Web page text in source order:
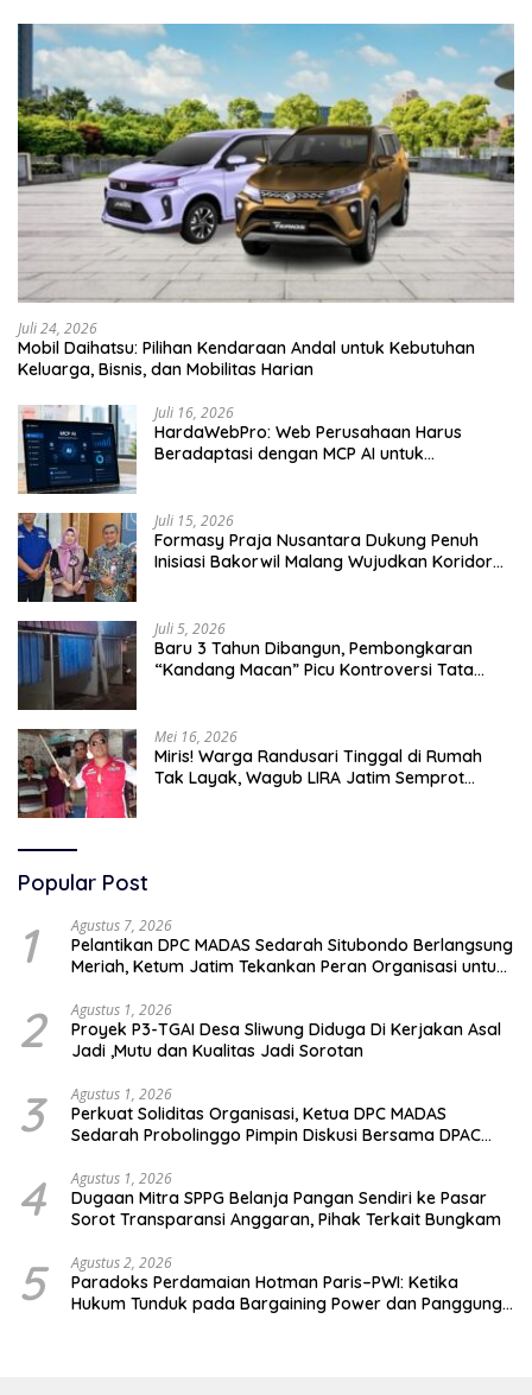
Juli 24, 2026
Mobil Daihatsu: Pilihan Kendaraan Andal untuk Kebutuhan
Keluarga, Bisnis, dan Mobilitas Harian
Juli 16, 2026
HardaWebPro: Web Perusahaan Harus
Beradaptasi dengan MCP AI untuk
Juli 15, 2026
Formasy Praja Nusantara Dukung Penuh
Inisiasi Bakorwil Malang Wujudkan Koridor
Juli 5, 2026
Baru 3 Tahun Dibangun, Pembongkaran
“Kandang Macan” Picu Kontroversi Tata
Mei 16, 2026
Miris! Warga Randusari Tinggal di Rumah
Tak Layak, Wagub LIRA Jatim Semprot
Popular Post
1 Agustus 7, 2026
Pelantikan DPC MADAS Sedarah Situbondo Berlangsung
Meriah, Ketum Jatim Tekankan Peran Organisasi untuk
2 Agustus 1, 2026
Proyek P3-TGAI Desa Sliwung Diduga Di Kerjakan Asal
Jadi ,Mutu dan Kualitas Jadi Sorotan
3 Agustus 1, 2026
Perkuat Soliditas Organisasi, Ketua DPC MADAS
Sedarah Probolinggo Pimpin Diskusi Bersama DPAC
4 Agustus 1, 2026
Dugaan Mitra SPPG Belanja Pangan Sendiri ke Pasar
Sorot Transparansi Anggaran, Pihak Terkait Bungkam
5 Agustus 2, 2026
Paradoks Perdamaian Hotman Paris–PWI: Ketika
Hukum Tunduk pada Bargaining Power dan Panggung